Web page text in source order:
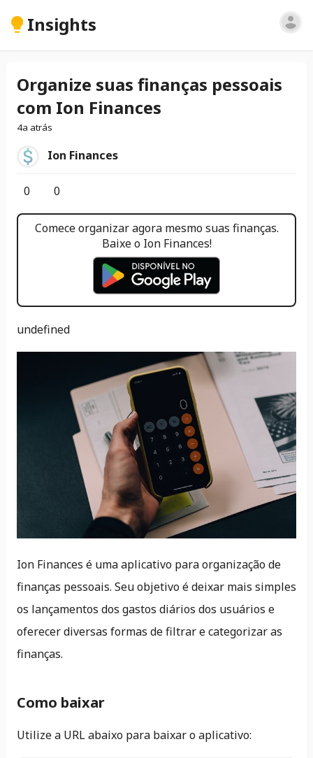
Insights
Organize suas finanças pessoais
com Ion Finances
4a atrás
Ion Finances
0 0
Comece organizar agora mesmo suas finanças.
Baixe o Ion Finances!
undefined
Ion Finances é uma aplicativo para organização de
finanças pessoais. Seu objetivo é deixar mais simples
os lançamentos dos gastos diários dos usuários e
oferecer diversas formas de filtrar e categorizar as
finanças.
Como baixar
Utilize a URL abaixo para baixar o aplicativo: